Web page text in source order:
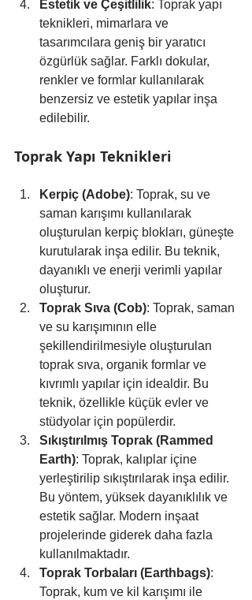
Estetik ve Çeşitlilik: Toprak yapı
teknikleri, mimarlara ve
tasarımcılara geniş bir yaratıcı
özgürlük sağlar. Farklı dokular,
renkler ve formlar kullanılarak
benzersiz ve estetik yapılar inşa
edilebilir.
Toprak Yapı Teknikleri
Kerpiç (Adobe): Toprak, su ve
saman karışımı kullanılarak
oluşturulan kerpiç blokları, güneşte
kurutularak inşa edilir. Bu teknik,
dayanıklı ve enerji verimli yapılar
oluşturur.
Toprak Sıva (Cob): Toprak, saman
ve su karışımının elle
şekillendirilmesiyle oluşturulan
toprak sıva, organik formlar ve
kıvrımlı yapılar için idealdir. Bu
teknik, özellikle küçük evler ve
stüdyolar için popülerdir.
Sıkıştırılmış Toprak (Rammed
Earth): Toprak, kalıplar içine
yerleştirilip sıkıştırılarak inşa edilir.
Bu yöntem, yüksek dayanıklılık ve
estetik sağlar. Modern inşaat
projelerinde giderek daha fazla
kullanılmaktadır.
Toprak Torbaları (Earthbags):
Toprak, kum ve kil karışımı ile